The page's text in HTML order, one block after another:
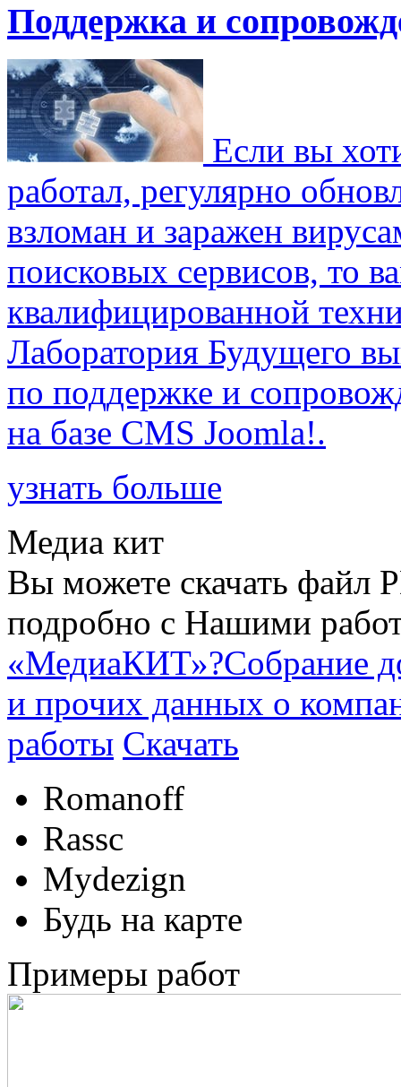
Поддержка и
Если вы
работал, регулярно
взломан и заражен
поисковых сервисов, то
квалифицированной
Лаборатория Будущего
по поддержке и
на базе CMS Joomla!.
узнать больше
Медиа кит
Вы можете скачать файл
подробно с Нашими
«МедиаКИТ»?Собрание
и прочих данных о
работы Скачать
Romanoff
Rassc
Mydezign
Будь на карте
Примеры работ